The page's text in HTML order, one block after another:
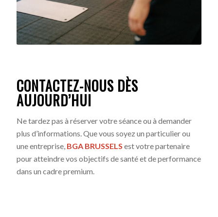
CONTACTEZ-NOUS DÈS
AUJOURD’HUI
Ne tardez pas à réserver votre séance ou à demander
plus d’informations. Que vous soyez un particulier ou
une entreprise, BGA BRUSSELS est votre partenaire
pour atteindre vos objectifs de santé et de performance
dans un cadre premium.